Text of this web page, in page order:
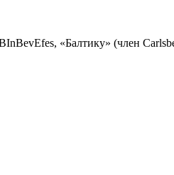
«Балтику» (член